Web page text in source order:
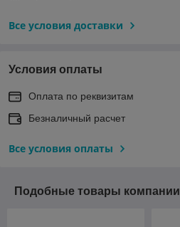
Все условия доставки
Условия оплаты
Оплата по реквизитам
Безналичный расчет
Все условия оплаты
Подобные товары компании